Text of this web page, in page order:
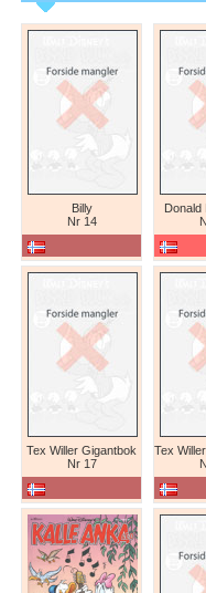
Billy
Nr 14
Donald
Tex Willer Gigantbok
Nr 17